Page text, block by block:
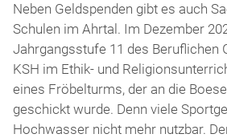
Neben Geldspenden gibt es auch
Schulen im Ahrtal. Im Dezember
Jahrgangsstufe 11 des Beruflichen
KSH im Ethik- und
eines Fröbelturms, der an die
geschickt wurde. Denn viele
Hochwasser nicht mehr nutzbar.